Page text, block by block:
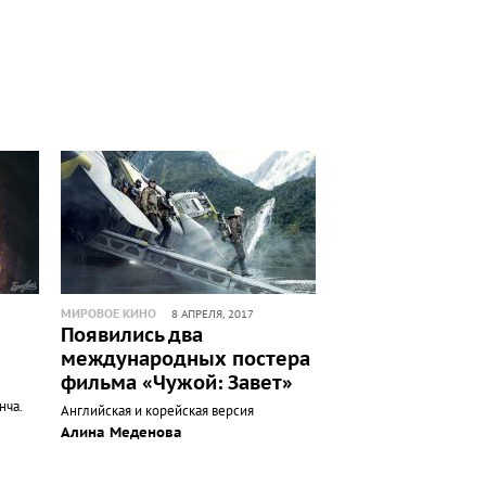
МИРОВОЕ КИНО 8 АПРЕЛЯ, 2017
Появились два
международных постера
фильма «Чужой: Завет»
Английская и корейская версия
Алина Меденова